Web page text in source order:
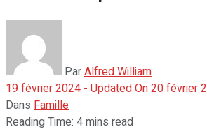
ParAlfred William
19 février 2024 - Updated On 20 février
Dans Famille
Reading Time: 4 mins read